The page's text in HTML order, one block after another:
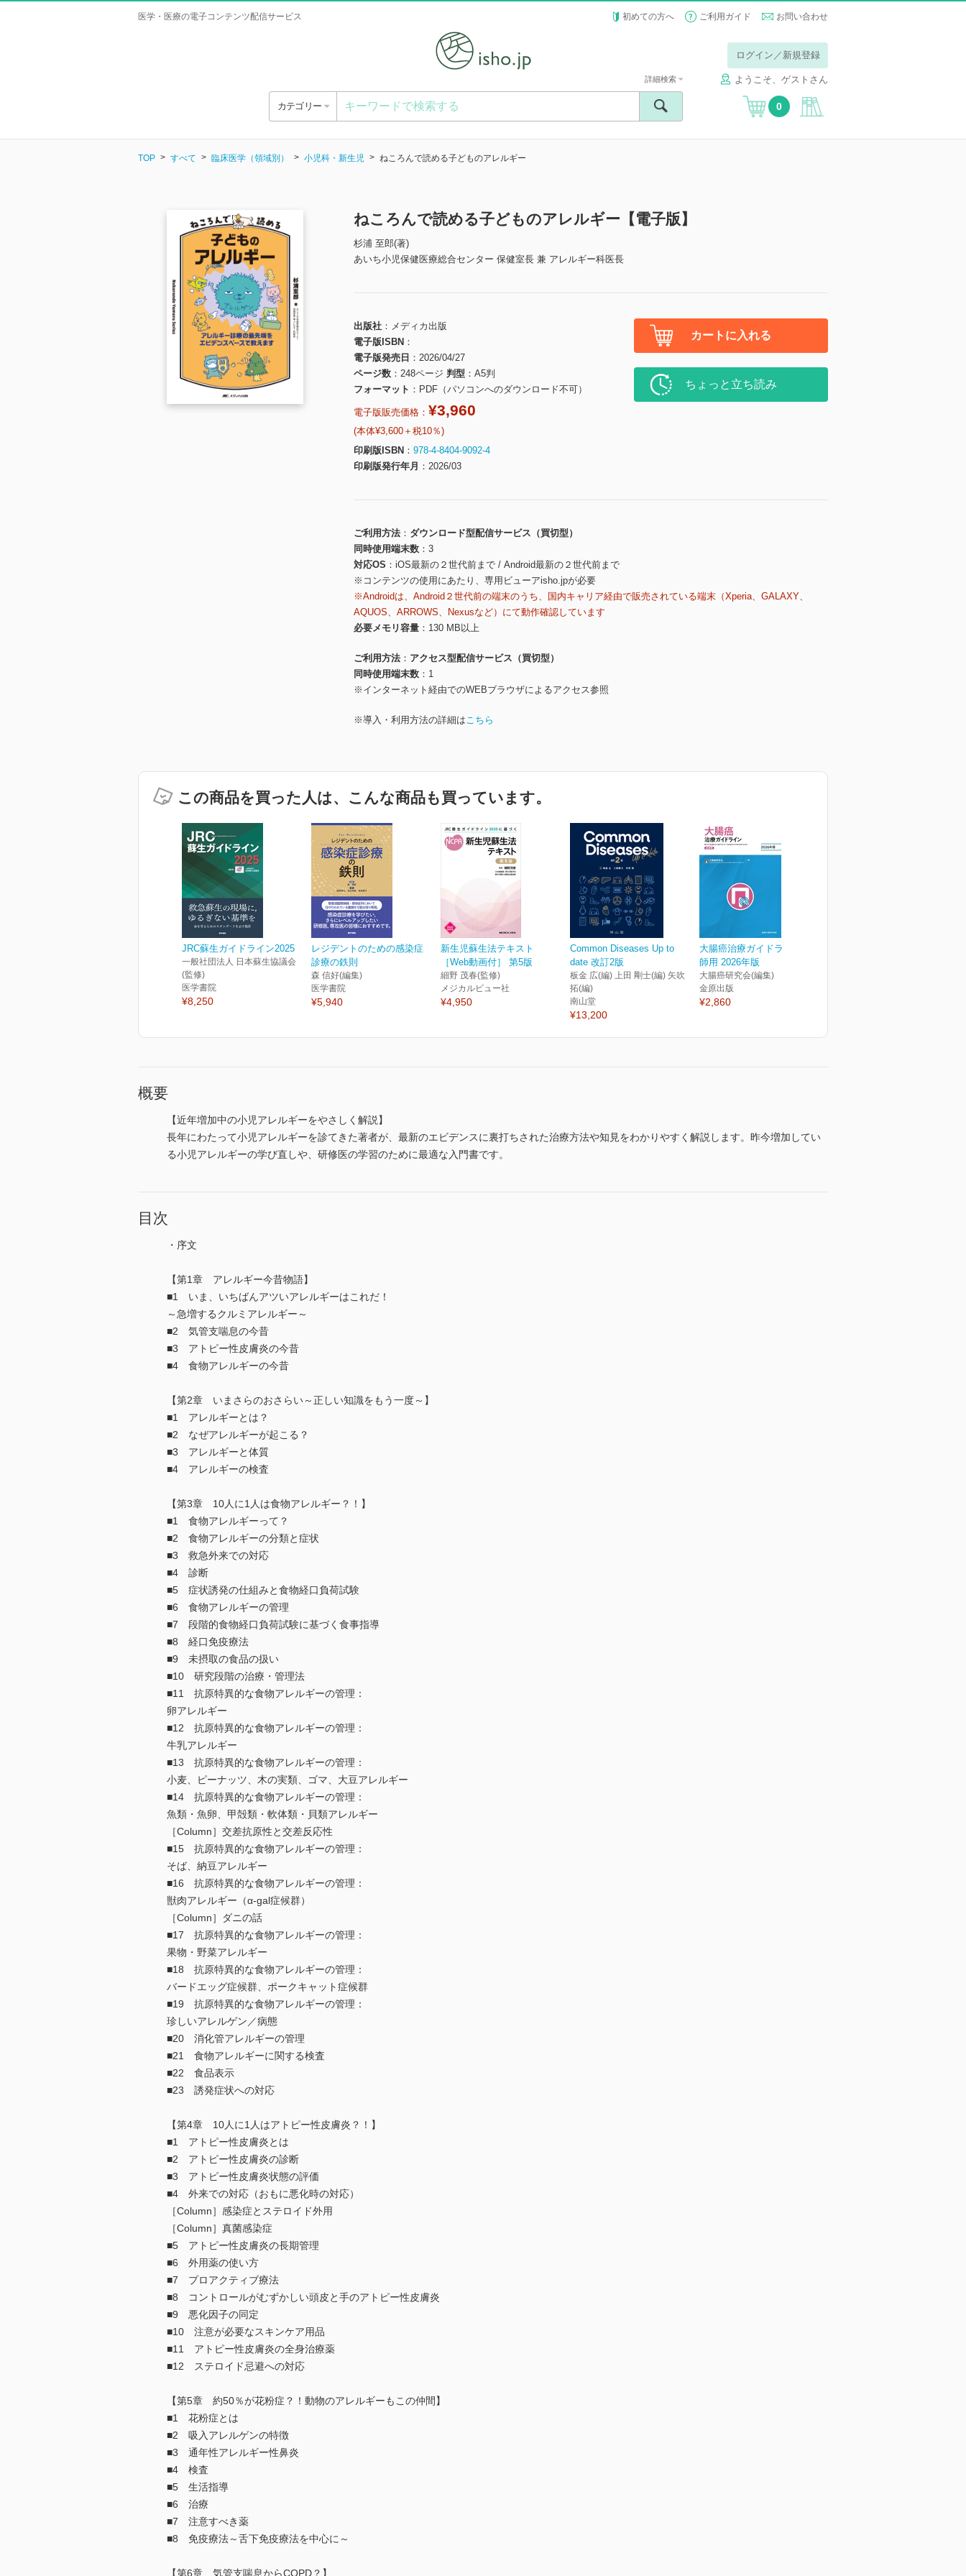
医学・医療の電子コンテンツ配信サービス 初めての方へ ご利用ガイド お問い合わせ
ログイン／新規登録
ようこそ、ゲストさん
カテゴリー
詳細検索
0
TOP すべて 臨床医学（領域別） 小児科・新生児 ねころんで読める子どものアレルギー
ねころんで読める子どものアレルギー【電子版】
杉浦 至郎(著)
あいち小児保健医療総合センター 保健室長 兼 アレルギー科医長
出版社
メディカ出版
電子版ISBN
電子版発売日
2026/04/27
ページ数
248ページ 判型
A5判
フォーマット
PDF（パソコンへのダウンロード不可）
電子版販売価格： ¥3,960
(本体¥3,600＋税10％)
印刷版ISBN
978-4-8404-9092-4
印刷版発行年月
2026/03
カートに入れる
ちょっと立ち読み
ご利用方法
ダウンロード型配信サービス（買切型）
同時使用端末数
3
対応OS
iOS最新の２世代前まで / Android最新の２世代前まで
※コンテンツの使用にあたり、専用ビューアisho.jpが必要
※Androidは、Android２世代前の端末のうち、国内キャリア経由で販売されている端末（Xperia、GALAXY、
AQUOS、ARROWS、Nexusなど）にて動作確認しています
必要メモリ容量
130 MB以上
ご利用方法
アクセス型配信サービス（買切型）
同時使用端末数
1
※インターネット経由でのWEBブラウザによるアクセス参照
※導入・利用方法の詳細はこちら
この商品を買った人は、こんな商品も買っています。
JRC蘇生ガイドライン2025
一般社団法人 日本蘇生協議会
(監修)
医学書院
¥8,250
レジデントのための感染症
診療の鉄則
森 信好(編集)
医学書院
¥5,940
新生児蘇生法テキスト
［Web動画付］ 第5版
細野 茂春(監修)
メジカルビュー社
¥4,950
Common Diseases Up to
date 改訂2版
板金 広(編) 上田 剛士(編) 矢吹
拓(編)
南山堂
¥13,200
大腸癌治療ガイドライン 医
師用 2026年版
大腸癌研究会(編集)
金原出版
¥2,860
概要
【近年増加中の小児アレルギーをやさしく解説】
長年にわたって小児アレルギーを診てきた著者が、最新のエビデンスに裏打ちされた治療方法や知見をわかりやすく解説します。昨今増加してい
る小児アレルギーの学び直しや、研修医の学習のために最適な入門書です。
目次
・序文
【第1章 アレルギー今昔物語】
■1 いま、いちばんアツいアレルギーはこれだ！
～急増するクルミアレルギー～
■2 気管支喘息の今昔
■3 アトピー性皮膚炎の今昔
■4 食物アレルギーの今昔
【第2章 いまさらのおさらい～正しい知識をもう一度～】
■1 アレルギーとは？
■2 なぜアレルギーが起こる？
■3 アレルギーと体質
■4 アレルギーの検査
【第3章 10人に1人は食物アレルギー？！】
■1 食物アレルギーって？
■2 食物アレルギーの分類と症状
■3 救急外来での対応
■4 診断
■5 症状誘発の仕組みと食物経口負荷試験
■6 食物アレルギーの管理
■7 段階的食物経口負荷試験に基づく食事指導
■8 経口免疫療法
■9 未摂取の食品の扱い
■10 研究段階の治療・管理法
■11 抗原特異的な食物アレルギーの管理：
卵アレルギー
■12 抗原特異的な食物アレルギーの管理：
牛乳アレルギー
■13 抗原特異的な食物アレルギーの管理：
小麦、ピーナッツ、木の実類、ゴマ、大豆アレルギー
■14 抗原特異的な食物アレルギーの管理：
魚類・魚卵、甲殻類・軟体類・貝類アレルギー
［Column］交差抗原性と交差反応性
■15 抗原特異的な食物アレルギーの管理：
そば、納豆アレルギー
■16 抗原特異的な食物アレルギーの管理：
獣肉アレルギー（α-gal症候群）
［Column］ダニの話
■17 抗原特異的な食物アレルギーの管理：
果物・野菜アレルギー
■18 抗原特異的な食物アレルギーの管理：
バードエッグ症候群、ポークキャット症候群
■19 抗原特異的な食物アレルギーの管理：
珍しいアレルゲン／病態
■20 消化管アレルギーの管理
■21 食物アレルギーに関する検査
■22 食品表示
■23 誘発症状への対応
【第4章 10人に1人はアトピー性皮膚炎？！】
■1 アトピー性皮膚炎とは
■2 アトピー性皮膚炎の診断
■3 アトピー性皮膚炎状態の評価
■4 外来での対応（おもに悪化時の対応）
［Column］感染症とステロイド外用
［Column］真菌感染症
■5 アトピー性皮膚炎の長期管理
■6 外用薬の使い方
■7 プロアクティブ療法
■8 コントロールがむずかしい頭皮と手のアトピー性皮膚炎
■9 悪化因子の同定
■10 注意が必要なスキンケア用品
■11 アトピー性皮膚炎の全身治療薬
■12 ステロイド忌避への対応
【第5章 約50％が花粉症？！動物のアレルギーもこの仲間】
■1 花粉症とは
■2 吸入アレルゲンの特徴
■3 通年性アレルギー性鼻炎
■4 検査
■5 生活指導
■6 治療
■7 注意すべき薬
■8 免疫療法～舌下免疫療法を中心に～
【第6章 気管支喘息からCOPD？】